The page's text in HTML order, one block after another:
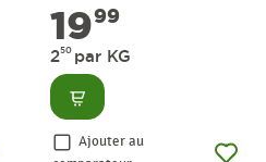
1999
250 par KG
Consulter
Ajouter au